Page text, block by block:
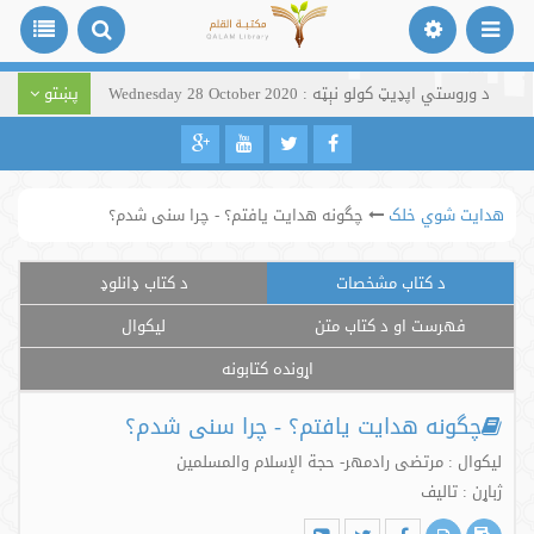
د وروستي اپډیټ کولو نېټه : Wednesday 28 October 2020 پښتو
هدایت شوي خلک چگونه هدایت یافتم؟ - چرا سنی شدم؟
د کتاب مشخصات
د کتاب ډانلوډ
فهرست او د کتاب متن
لیکوال
اړونده کتابونه
چگونه هدایت یافتم؟ - چرا سنی شدم؟
لیکوال : مرتضی رادمهر- حجة الإسلام والمسلمین
ژباړن : تالیف